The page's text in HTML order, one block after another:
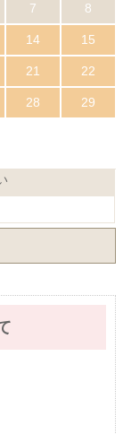
7 8
14 15
21 22
28 29